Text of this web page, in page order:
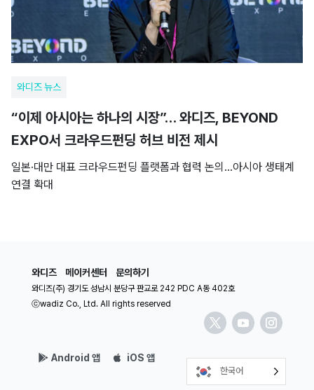
와디즈 뉴스
“이제 아시아는 하나의 시장”… 와디즈, BEYOND
EXPO서 크라우드펀딩 허브 비전 제시
일본·대만 대표 크라우드펀딩 플랫폼과 협력 논의…아시아 생태계
연결 확대
와디즈 메이커센터 문의하기
와디즈(주) 경기도 성남시 분당구 판교로 242 PDC A동 402호
ⓒwadiz Co., Ltd. All rights reserved
Android 앱 iOS 앱
한국어